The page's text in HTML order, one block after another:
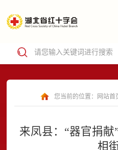
您当前的位置： 网站首
来凤县：“器官捐
相